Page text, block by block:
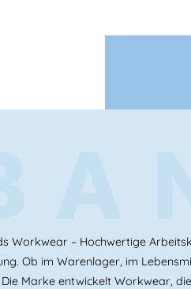
Workwear – Hochwertige
Ob im Warenlager, im
Die Marke entwickelt Workwear,